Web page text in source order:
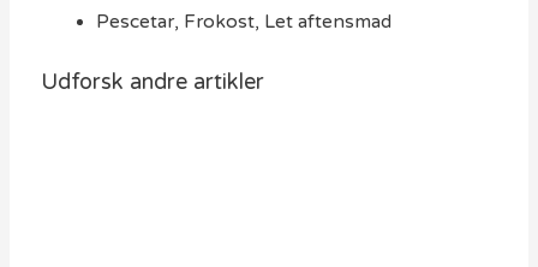
Pescetar, Frokost, Let aftensmad
Udforsk andre artikler